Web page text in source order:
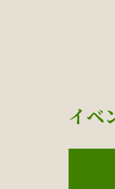
イベ